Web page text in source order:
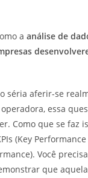
a análise de
séria aferir-se
essa
Como que se faz
(Key
Você
que